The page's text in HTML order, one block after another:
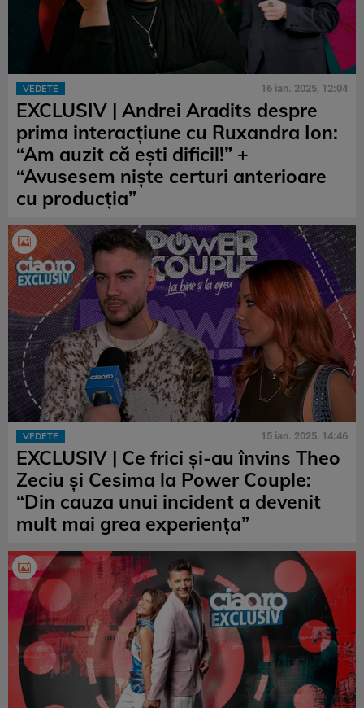
VEDETE 16 ian. 2025, 12:04
EXCLUSIV | Andrei Aradits despre
prima interacțiune cu Ruxandra Ion:
“Am auzit că ești dificil!” +
“Avusesem niște certuri anterioare
cu producția”
VEDETE 15 ian. 2025, 14:46
EXCLUSIV | Ce frici și-au învins Theo
Zeciu și Cesima la Power Couple:
“Din cauza unui incident a devenit
mult mai grea experiența”